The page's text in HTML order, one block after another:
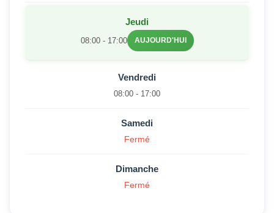
Jeudi
08:00 - 17:00 AUJOURD'HUI
Vendredi
08:00 - 17:00
Samedi
Fermé
Dimanche
Fermé